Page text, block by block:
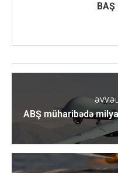
BAŞ
ABŞ müharibədə